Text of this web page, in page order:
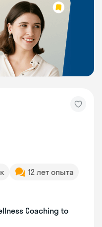
12 лет опыта
Coaching to